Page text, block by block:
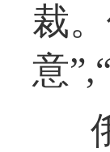
裁
意